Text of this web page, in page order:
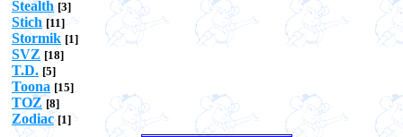
Stealth [3]
Stich [11]
Stormik [1]
SVZ [18]
T.D. [5]
Toona [15]
TOZ [8]
Zodiac [1]